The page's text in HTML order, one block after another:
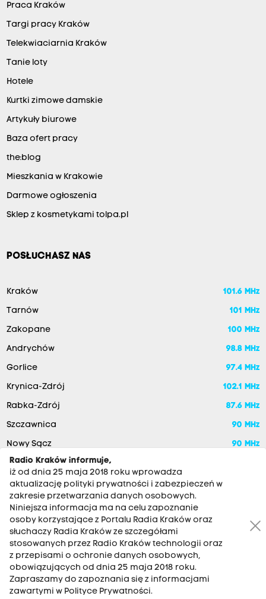
Praca Kraków
Targi pracy Kraków
Telekwiaciarnia Kraków
Tanie loty
Hotele
Kurtki zimowe damskie
Artykuły biurowe
Baza ofert pracy
the:blog
Mieszkania w Krakowie
Darmowe ogłoszenia
Sklep z kosmetykami tolpa.pl
POSŁUCHASZ NAS
Kraków 101.6 MHz
Tarnów 101 MHz
Zakopane 100 MHz
Andrychów 98.8 MHz
Gorlice 97.4 MHz
Krynica-Zdrój 102.1 MHz
Rabka-Zdrój 87.6 MHz
Szczawnica 90 MHz
Nowy Sącz 90 MHz
RADIO KRAKÓW SA. Aleja Juliusza Słowackiego 22, 30-007
Kraków
Antena: 12 200 33 33
Radio Kraków informuje,
iż od dnia 25 maja 2018 roku wprowadza
aktualizację polityki prywatności i zabezpieczeń w
zakresie przetwarzania danych osobowych.
Niniejsza informacja ma na celu zapoznanie
osoby korzystające z Portalu Radia Kraków oraz
słuchaczy Radia Kraków ze szczegółami
stosowanych przez Radio Kraków technologii oraz
z przepisami o ochronie danych osobowych,
obowiązujących od dnia 25 maja 2018 roku.
Zapraszamy do zapoznania się z informacjami
zawartymi w Polityce Prywatności.